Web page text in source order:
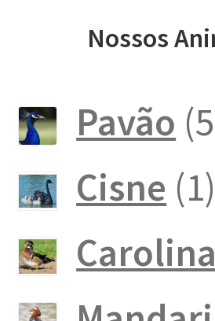
Nossos
Pavão 5
Cisne 11
Carolina